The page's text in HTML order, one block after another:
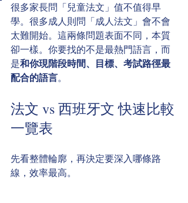
很多家長問「兒童法文」值不值得早
學。很多成人則問「成人法文」會不會
太難開始。這兩條問題表面不同，本質
卻一樣。你要找的不是最熱門語言，而
是和你現階段時間、目標、考試路徑最
配合的語言。
法文 vs 西班牙文 快速比較
一覽表
先看整體輪廓，再決定要深入哪條路
線，效率最高。